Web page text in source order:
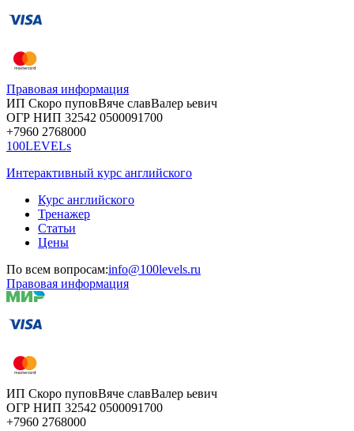
Правовая информация
ИП Скоро пуповВяче славВалер ьевич
ОГР НИП 32542 0500091700
+7960 2768000
100LEVELs
Интерактивный курс английского
Курс английского
Тренажер
Статьи
Цены
По всем вопросам:info@100levels.ru
Правовая информация
ИП Скоро пуповВяче славВалер ьевич
ОГР НИП 32542 0500091700
+7960 2768000